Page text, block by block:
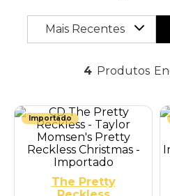
Mais Recentes
4 Produtos
Importado
The Pretty